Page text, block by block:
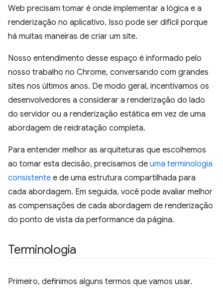
Web precisam tomar é onde implementar a lógica e a
renderização no aplicativo. Isso pode ser difícil porque
há muitas maneiras de criar um site.
Nosso entendimento desse espaço é informado pelo
nosso trabalho no Chrome, conversando com grandes
sites nos últimos anos. De modo geral, incentivamos os
desenvolvedores a considerar a renderização do lado
do servidor ou a renderização estática em vez de uma
abordagem de reidratação completa.
Para entender melhor as arquiteturas que escolhemos
ao tomar esta decisão, precisamos de uma terminologia
consistente e de uma estrutura compartilhada para
cada abordagem. Em seguida, você pode avaliar melhor
as compensações de cada abordagem de renderização
do ponto de vista da performance da página.
Terminologia
Primeiro, definimos alguns termos que vamos usar.